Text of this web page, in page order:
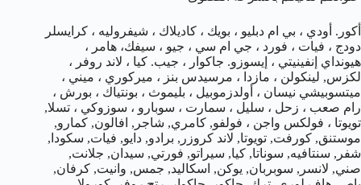
أكور. أودي ، بي ام دبليو ، بويك ، كاديلاك ، شيفروليه ، كرايسلر
دودج ، فيات ، فورد ، جي ام سي ، جيو ، سيفك، هامر ،
هيونداي إنفينيتي ، إيسوزو. جاكوار ، جيب. كيا ، لاند روفر ،
لكزس, لينكولن ، مازدا ، مرسيدس بنز ، ميركوري ، ميني ،
ميتسوبيشي نيسان ، أولدزموبيل ، بليموث ، بونتياك ، بورش ،
رام صعب ، زحل ، سليل ، سمارت ، سوبارو ، سوزوكي ، تسلا,
تويوتا ، فولكس واجن ، فولفو, كامري, شاجر, افالون, كمارو,
موستنق, كورفت, تويوتا, لاند كروزر, برادو, دايو, فيات, سكودا,
شفر, سنتافيه, سوناتا, كيا, سيراتو, فورتي, سيدان, جلانت,
صني, لانسر, سوبربان, يوكن, اسكاليد, جمس, وانيت, كرفان,